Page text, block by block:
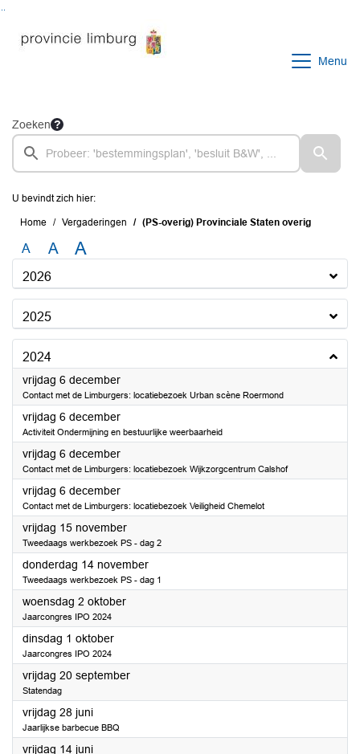
Menu
Zoeken
U bevindt zich hier:
Home Vergaderingen (PS-overig) Provinciale Staten overig
A A A
2026
2025
2024
vrijdag 6 december2024
Contact met de Limburgers: locatiebezoek Urban scène Roermond
vrijdag 6 december2024
Activiteit Ondermijning en bestuurlijke weerbaarheid
vrijdag 6 december2024
Contact met de Limburgers: locatiebezoek Wijkzorgcentrum Calshof
vrijdag 6 december2024
Contact met de Limburgers: locatiebezoek Veiligheid Chemelot
vrijdag 15 november2024
Tweedaags werkbezoek PS - dag 2
donderdag 14 november2024
Tweedaags werkbezoek PS - dag 1
woensdag 2 oktober2024
Jaarcongres IPO 2024
dinsdag 1 oktober2024
Jaarcongres IPO 2024
vrijdag 20 september2024
Statendag
vrijdag 28 juni2024
Jaarlijkse barbecue BBQ
vrijdag 14 juni2024